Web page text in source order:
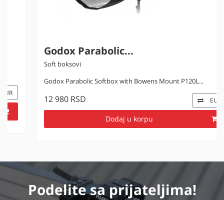
Godox Parabolic...
Soft boksovi
Godox Parabolic Softbox with Bowens Mount P120L...
12 980 RSD EUR
Dodaj u korpu
Podelitesa prijateljima!